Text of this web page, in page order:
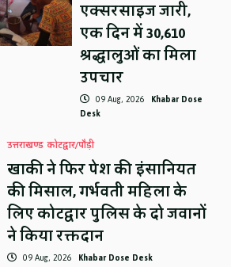
एक्सरसाइज जारी,
एक दिन में 30,610
श्रद्धालुओं का मिला
उपचार
09 Aug, 2026 Khabar Dose
Desk
उत्तराखण्ड कोटद्वार/पौड़ी
खाकी ने फिर पेश की इंसानियत
की मिसाल, गर्भवती महिला के
लिए कोटद्वार पुलिस के दो जवानों
ने किया रक्तदान
09 Aug, 2026 Khabar Dose Desk